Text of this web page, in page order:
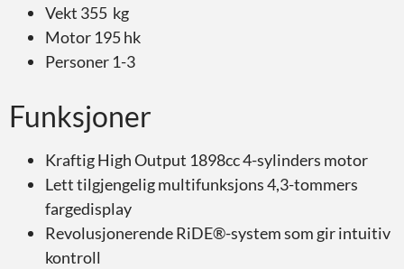
Vekt 355 kg
Motor 195 hk
Personer 1-3
Funksjoner
Kraftig High Output 1898cc 4-sylinders motor
Lett tilgjengelig multifunksjons 4,3-tommers
fargedisplay
Revolusjonerende RiDE®-system som gir intuitiv
kontroll